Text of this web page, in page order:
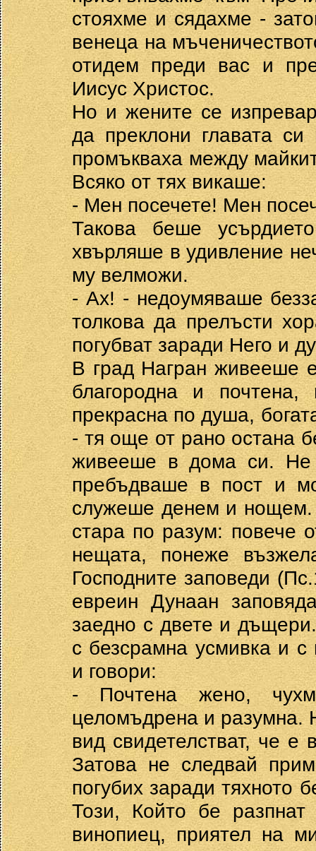
стояхме и сядахме -
венеца на
отидем преди вас и
Иисус Христос.
Но и жените се
да преклони главата
промъкваха между
Всяко от тях викаше:
- Мен посечете! Мен
Такова беше
хвърляше в удивление
му велможи.
- Ах! - недоумяваше
толкова да прелъсти
погубват заради Него и
В град Награн живееше
благородна и
прекрасна по душа,
- тя още от рано остана
живееше в дома си. Не
пребъдваше в пост и
служеше денем и
стара по разум: повече
нещата, понеже
Господните заповеди
евреин Дунаан
заедно с двете и
с безсрамна усмивка и с
и говори:
- Почтена жено,
целомъдрена и разумна.
вид свидетелстват, че е
Затова не следвай
погубих заради тяхното
Този, Който бе
винопиец, приятел на